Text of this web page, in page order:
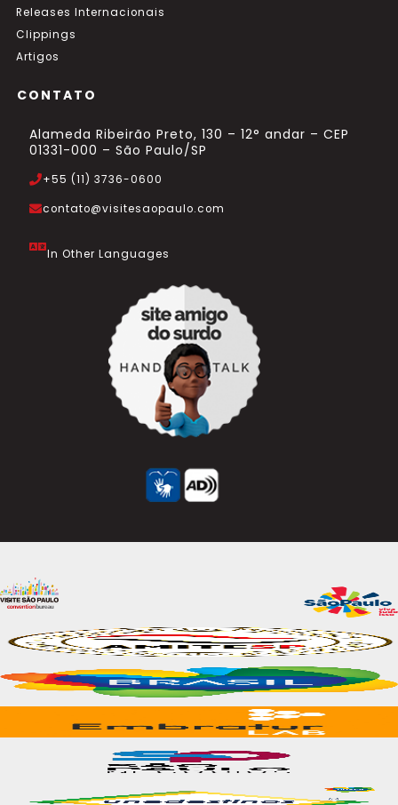
Releases Internacionais
Clippings
Artigos
CONTATO
Alameda Ribeirão Preto, 130 – 12° andar – CEP
01331-000 – São Paulo/SP
+55 (11) 3736-0600
contato@visitesaopaulo.com
In Other Languages